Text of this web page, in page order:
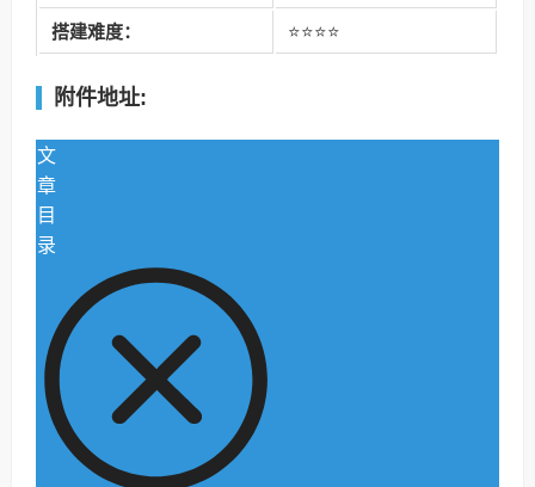
搭建难度： ⭐⭐⭐⭐
附件地址:
文
章
目
录